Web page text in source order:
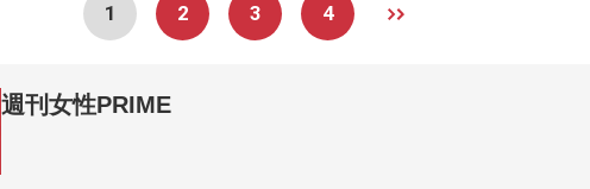
1 2 3 4
週刊女性PRIME